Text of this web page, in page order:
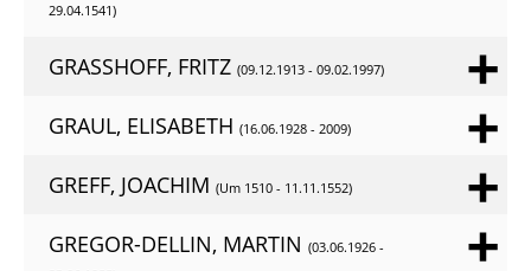
29.04.1541)
GRASSHOFF, FRITZ (09.12.1913 - 09.02.1997)
GRAUL, ELISABETH (16.06.1928 - 2009)
GREFF, JOACHIM (Um 1510 - 11.11.1552)
GREGOR-DELLIN, MARTIN (03.06.1926 -